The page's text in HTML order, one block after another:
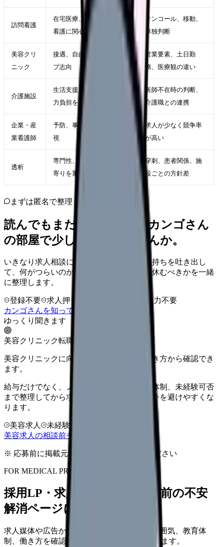
訪問看護
在宅医療、裁量、一対一の
看護に関心
オンコール、移動、
単独判断
美容クリ
ニック
接遇、自由診療、収入アッ
プ志向
営業要素、土日勤
務、医療観の違い
介護施設
生活支援、急性期以外、体
力負担を下げたい
医師不在時の判断、
介護職との連携
企業・産
業看護師
予防、事務、平日日勤を重
視
求人が少なく競争率
が高い
透析
専門性、ルーティン、日勤
寄りを重視
穿刺、患者関係、施
設ごとの方針差
まずは匿名で整理
読んでもまだ苦しいなら、カンゴさん
の部屋で少し話してみませんか。
いきなり求人相談には進みません。今の気持ちを吐き出し
て、何がつらいのか、辞めるべきか、少し休むべきかを一緒
に整理します。
登録不要 求人押し売りなし
病院名は入力不要
カンゴさんを知ってから相談する
ゆっくり聞きます
美容クリニック転職
美容クリニックに向いているか、条件と働き方から確認でき
ます。
給与だけでなく、ノルマ、土日勤務、教育体制、未経験可否
まで整理してから求人を見た方がミスマッチを避けやすくな
ります。
美容求人 未経験可
美容求人の相談前チェックを見る
※ 応募前に掲載元の最新情報を確認してください
FOR MEDICAL PROVIDERS
採用LP・求人ページを、応募前の不安
解消ページにできます
求人媒体や広告から来た看護師が、職場の雰囲気、教育体
制、働き方を確認して応募できるLPを設計します。